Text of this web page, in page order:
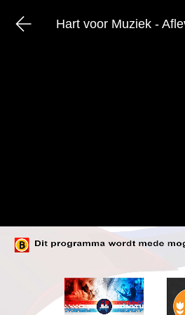
Hart voor Muziek -